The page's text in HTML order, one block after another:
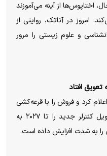
اختاپوس‌ها از آینه می‌آموزند
امروز در آناتک، روایتی از
و علوم زیستی را مرور
ماشین را ۱۰۴۹ دلار اعلام کرد و فروش را با قرعه‌کشی
آغاز خواهد کرد. بحران قطعات، تحویل کنترلر جدید را تا ۲۰۲۷ به
به شدت افزایش داده است.